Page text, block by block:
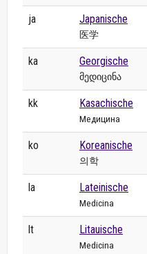
ja Japanische
医学
ka Georgische
მედიცინა
kk Kasachische
Медицина
ko Koreanische
의학
la Lateinische
Medicina
lt Litauische
Medicina